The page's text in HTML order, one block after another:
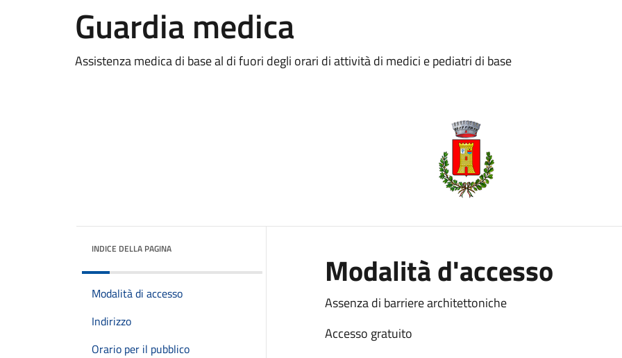
Guardia medica
Assistenza medica di base al di fuori degli orari di attività di medici e pediatri di base
INDICE DELLA PAGINA
Modalità di accesso
Indirizzo
Orario per il pubblico
Modalità d'accesso
Assenza di barriere architettoniche
Accesso gratuito